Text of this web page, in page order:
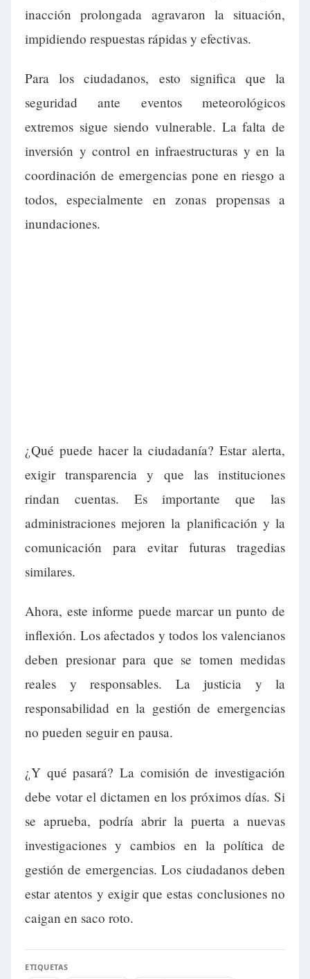
inacción prolongada agravaron la situación,
impidiendo respuestas rápidas y efectivas.
Para los ciudadanos, esto significa que la
seguridad ante eventos meteorológicos
extremos sigue siendo vulnerable. La falta de
inversión y control en infraestructuras y en la
coordinación de emergencias pone en riesgo a
todos, especialmente en zonas propensas a
inundaciones.
¿Qué puede hacer la ciudadanía? Estar alerta,
exigir transparencia y que las instituciones
rindan cuentas. Es importante que las
administraciones mejoren la planificación y la
comunicación para evitar futuras tragedias
similares.
Ahora, este informe puede marcar un punto de
inflexión. Los afectados y todos los valencianos
deben presionar para que se tomen medidas
reales y responsables. La justicia y la
responsabilidad en la gestión de emergencias
no pueden seguir en pausa.
¿Y qué pasará? La comisión de investigación
debe votar el dictamen en los próximos días. Si
se aprueba, podría abrir la puerta a nuevas
investigaciones y cambios en la política de
gestión de emergencias. Los ciudadanos deben
estar atentos y exigir que estas conclusiones no
caigan en saco roto.
ETIQUETAS